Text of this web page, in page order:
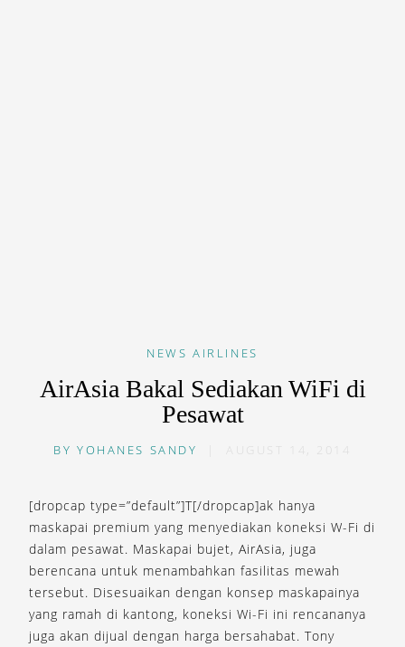
NEWS AIRLINES
AirAsia Bakal Sediakan WiFi di
Pesawat
BYYOHANES SANDY AUGUST 14, 2014
[dropcap type=”default”]T[/dropcap]ak hanya
maskapai premium yang menyediakan koneksi W-Fi di
dalam pesawat. Maskapai bujet, AirAsia, juga
berencana untuk menambahkan fasilitas mewah
tersebut. Disesuaikan dengan konsep maskapainya
yang ramah di kantong, koneksi Wi-Fi ini rencananya
juga akan dijual dengan harga bersahabat. Tony